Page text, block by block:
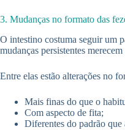
3. Mudanças no formato das
O intestino costuma seguir um
mudanças persistentes merecem
Entre elas estão alterações no
Mais finas do que o
Com aspecto de fita;
Diferentes do padrão que